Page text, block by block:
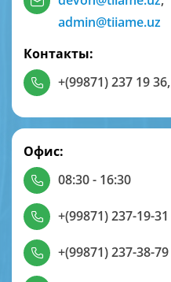
admin@tiiame.uz
Контакты:
+(99871) 237 19 36,
Офис:
08:30 - 16:30
+(99871) 237-19-31
+(99871) 237-38-79